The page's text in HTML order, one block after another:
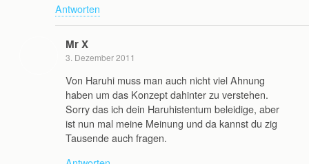
Antworten
Mr X
3. Dezember 2011
Von Haruhi muss man auch nicht viel Ahnung
haben um das Konzept dahinter zu verstehen.
Sorry das ich dein Haruhistentum beleidige, aber
ist nun mal meine Meinung und da kannst du zig
Tausende auch fragen.